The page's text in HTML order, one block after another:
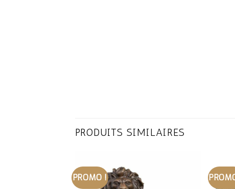
PRODUITS SIMILAIRES
PROMO !